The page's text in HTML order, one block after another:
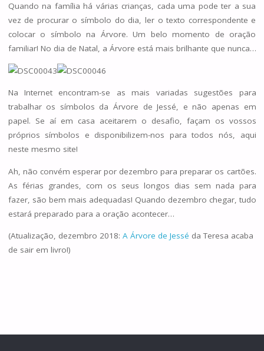
Quando na família há várias crianças, cada uma pode ter a sua
vez de procurar o símbolo do dia, ler o texto correspondente e
colocar o símbolo na Árvore. Um belo momento de oração
familiar! No dia de Natal, a Árvore está mais brilhante que nunca…
Na Internet encontram-se as mais variadas sugestões para
trabalhar os símbolos da Árvore de Jessé, e não apenas em
papel. Se aí em casa aceitarem o desafio, façam os vossos
próprios símbolos e disponibilizem-nos para todos nós, aqui
neste mesmo site!
Ah, não convém esperar por dezembro para preparar os cartões.
As férias grandes, com os seus longos dias sem nada para
fazer, são bem mais adequadas! Quando dezembro chegar, tudo
estará preparado para a oração acontecer…
(Atualização, dezembro 2018: A Árvore de Jessé da Teresa acaba
de sair em livro!)